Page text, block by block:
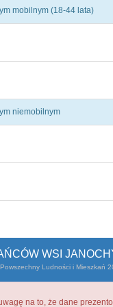
mobilnym (18-44 lata)
niemobilnym
WSI
Ludności i Mieszkań
na to, że dane